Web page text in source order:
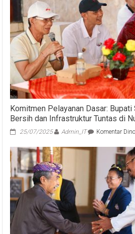
Komitmen Pelayanan Dasar: Bupati
Bersih dan Infrastruktur Tuntas di
25/07/2025 Admin_IT Komentar